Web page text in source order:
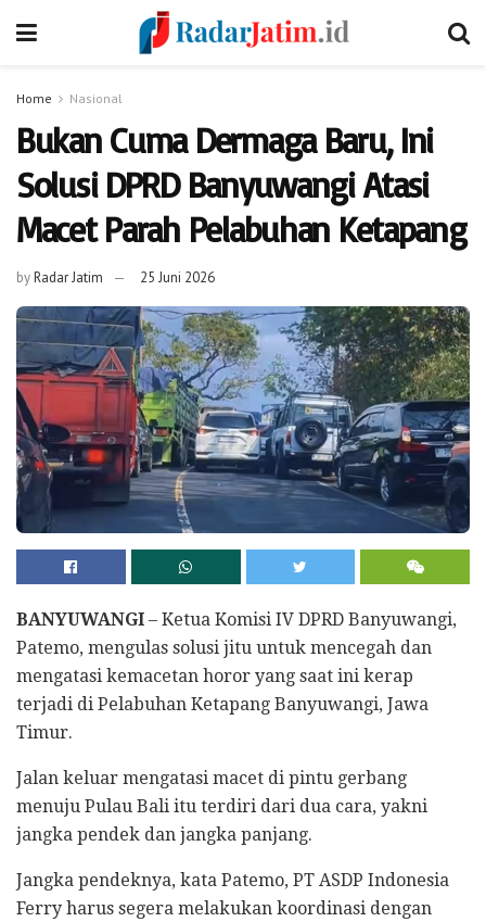
Home Nasional
Bukan Cuma Dermaga Baru, Ini
Solusi DPRD Banyuwangi Atasi
Macet Parah Pelabuhan Ketapang
byRadar Jatim 25 Juni 2026
BANYUWANGI – Ketua Komisi IV DPRD Banyuwangi,
Patemo, mengulas solusi jitu untuk mencegah dan
mengatasi kemacetan horor yang saat ini kerap
terjadi di Pelabuhan Ketapang Banyuwangi, Jawa
Timur.
Jalan keluar mengatasi macet di pintu gerbang
menuju Pulau Bali itu terdiri dari dua cara, yakni
jangka pendek dan jangka panjang.
Jangka pendeknya, kata Patemo, PT ASDP Indonesia
Ferry harus segera melakukan koordinasi dengan